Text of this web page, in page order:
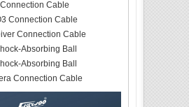
Cable
Connection Cable
Connection Cable
Absorbing Ball
Absorbing Ball
Connection Cable